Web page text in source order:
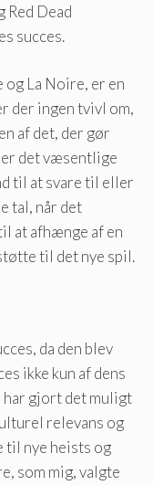
Red Dead
succes.
og La Noire, er en
der ingen tvivl om,
af det, der gør
det væsentlige
til at svare til eller
tal, når det
at afhænge af en
til det nye spil.
da den blev
ikke kun af dens
har gjort det muligt
relevans og
til nye heists og
som mig, valgte